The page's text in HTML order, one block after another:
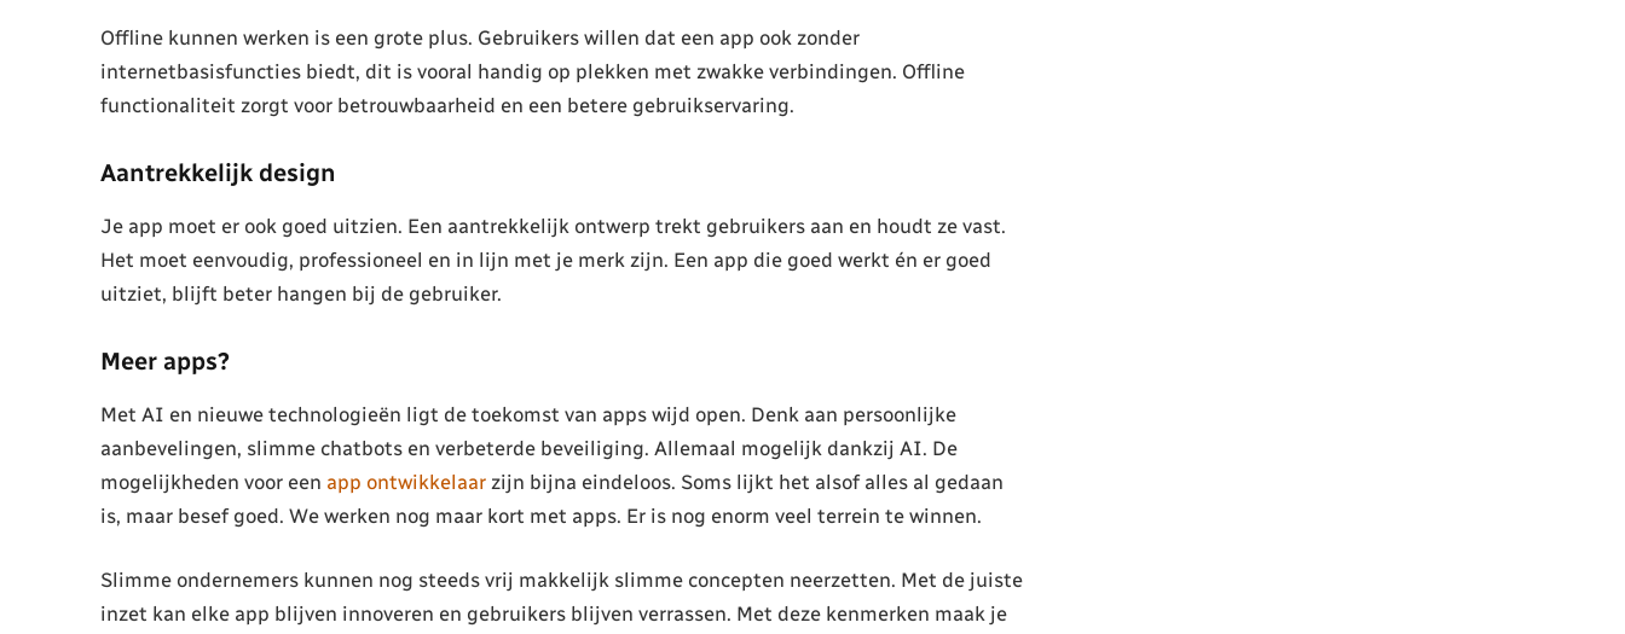
Offline kunnen werken is een grote plus. Gebruikers willen dat een app ook zonder
internetbasisfuncties biedt, dit is vooral handig op plekken met zwakke verbindingen. Offline
functionaliteit zorgt voor betrouwbaarheid en een betere gebruikservaring.
Aantrekkelijk design
Je app moet er ook goed uitzien. Een aantrekkelijk ontwerp trekt gebruikers aan en houdt ze vast.
Het moet eenvoudig, professioneel en in lijn met je merk zijn. Een app die goed werkt én er goed
uitziet, blijft beter hangen bij de gebruiker.
Meer apps?
Met AI en nieuwe technologieën ligt de toekomst van apps wijd open. Denk aan persoonlijke
aanbevelingen, slimme chatbots en verbeterde beveiliging. Allemaal mogelijk dankzij AI. De
mogelijkheden voor een app ontwikkelaarzijn bijna eindeloos. Soms lijkt het alsof alles al gedaan
is, maar besef goed. We werken nog maar kort met apps. Er is nog enorm veel terrein te winnen.
Slimme ondernemers kunnen nog steeds vrij makkelijk slimme concepten neerzetten. Met de juiste
inzet kan elke app blijven innoveren en gebruikers blijven verrassen. Met deze kenmerken maak je